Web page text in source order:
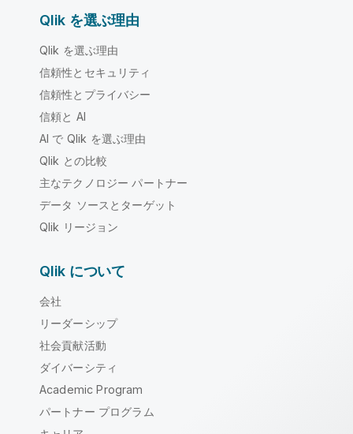
Qlik を選ぶ理由
Qlik を選ぶ理由
信頼性とセキュリティ
信頼性とプライバシー
信頼と AI
AI で Qlik を選ぶ理由
Qlik との比較
主なテクノロジー パートナー
データ ソースとターゲット
Qlik リージョン
Qlik について
会社
リーダーシップ
社会貢献活動
ダイバーシティ
Academic Program
パートナー プログラム